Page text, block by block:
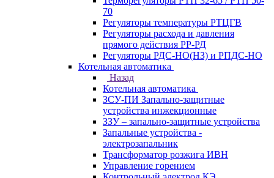
70
Регуляторы температуры РТЦГВ
Регуляторы расхода и давления
прямого действия РР-РД
Регуляторы РДС-НО(НЗ) и РПДС-НО
Котельная автоматика
Назад
Котельная автоматика
ЗСУ-ПИ Запально-защитные
устройства инжекционные
ЗЗУ – запально-защитные устройства
Запальные устройства -
электрозапальник
Трансформатор розжига ИВН
Управление горением